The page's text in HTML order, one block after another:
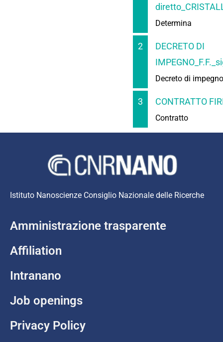
Determina
2
DECRETO DI
Decreto di impegno
3 CONTRATTO
Contratto
Istituto Nanoscienze Consiglio Nazionale delle Ricerche
Amministrazione trasparente
Affiliation
Intranano
Job openings
Privacy Policy